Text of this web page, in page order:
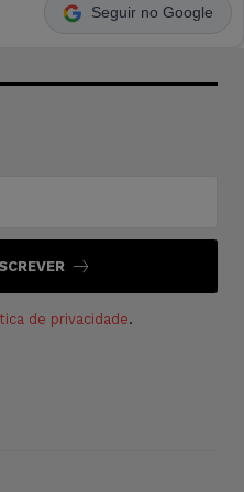
Seguir no Google
de privacidade.